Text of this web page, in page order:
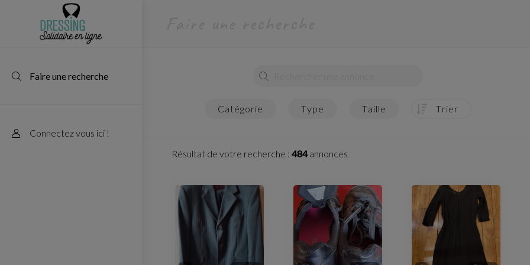
faire une recherche
Connectez vous ici !
catégorie type taille trier
Résultat de votre recherche : 484annonces